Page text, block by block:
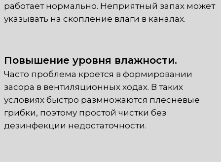
работает нормально. Неприятный запах может
указывать на скопление влаги в каналах.
Повышение уровня влажности.
Часто проблема кроется в формировании
засора в вентиляционных ходах. В таких
условиях быстро размножаются плесневые
грибки, поэтому простой чистки без
дезинфекции недостаточности.